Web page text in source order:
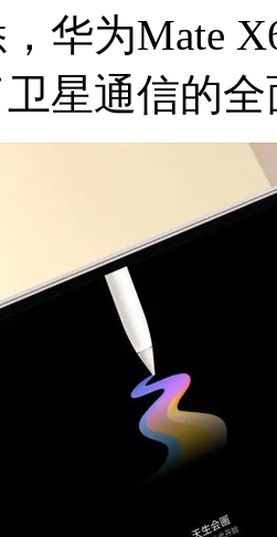
华为Mate
卫星通信的